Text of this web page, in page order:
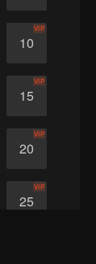
10
VIP
15
VIP
20
VIP
25
VIP